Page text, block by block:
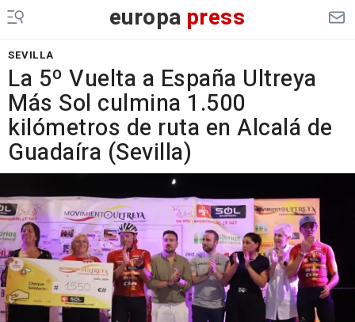
europa press
SEVILLA
La 5º Vuelta a España Ultreya
Más Sol culmina 1.500
kilómetros de ruta en Alcalá de
Guadaíra (Sevilla)